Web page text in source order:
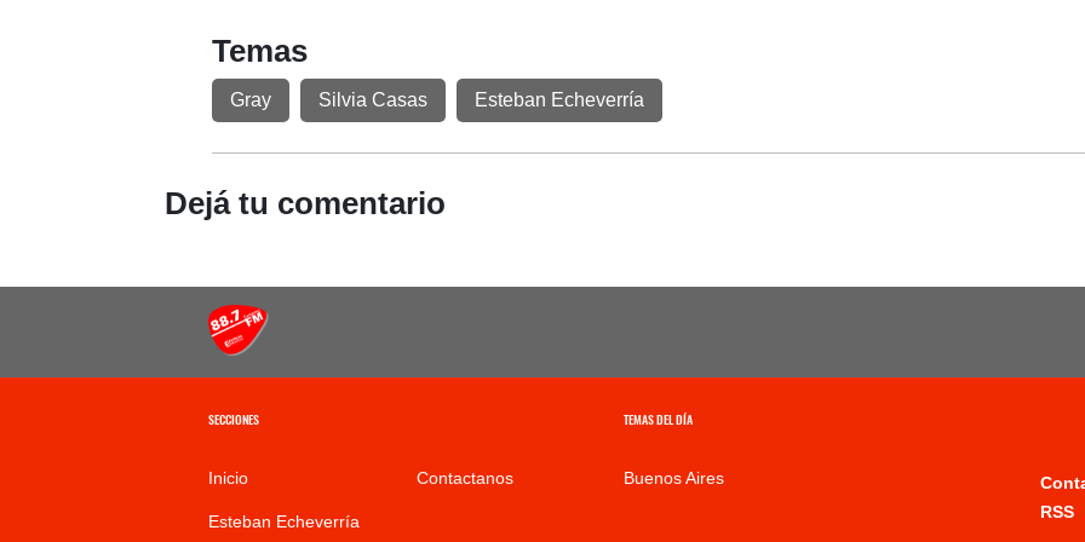
Temas
Gray Silvia Casas Esteban Echeverría
Dejá tu comentario
SECCIONES
Inicio
Esteban Echeverría
Contactanos
TEMAS DEL DÍA
Buenos Aires
RSS